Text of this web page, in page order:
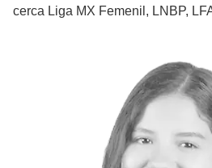
cerca Liga MX Femenil, LNBP,